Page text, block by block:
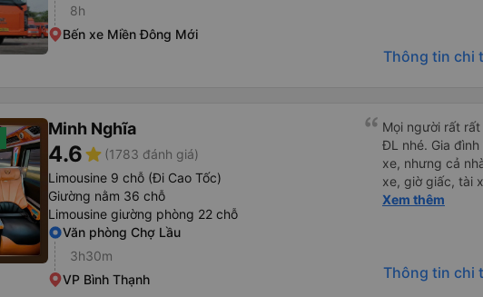
8h
Bến xe Miền Đông Mới
hơn, tôi góp ý
lặng (tắt âm
Tôi vẫn sẽ tiếp
Thông tin chi
Minh Nghĩa
4.6star (1783 đánh giá)
Limousine 9 chỗ (Đi Cao Tốc)
Giường nằm 36 chỗ
Limousine giường phòng 22 chỗ
Văn phòng Chợ Lầu
3h30m
VP Bình Thạnh
Mọi người rất
ĐL nhé. Gia
xe, nhưng cả
xe, giờ giấc, tài
Thread City đã
thật sự rất
mà cả nhà
Xem thêm
Thông tin chi